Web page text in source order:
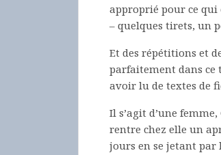
approprié pour ce
– quelques tirets, un
Et des répétitions et
parfaitement dans ce
avoir lu de textes de
Il s’agit d’une
rentre chez elle un
jours en se jetant par